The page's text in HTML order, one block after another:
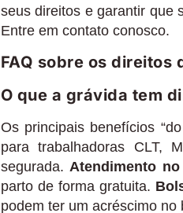
seus direitos e garantir que
Entre em contato conosco.
FAQ sobre os direitos
O que a grávida tem
Os principais benefícios
para trabalhadoras CLT,
segurada. Atendimento no
parto de forma gratuita.
podem ter um acréscimo no